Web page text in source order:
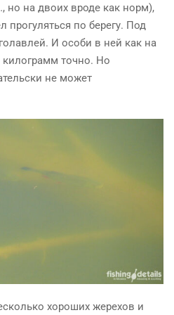
на двоих вроде как норм),
прогуляться по берегу. Под
И особи в ней как на
килограмм точно. Но
не может
хороших жерехов и